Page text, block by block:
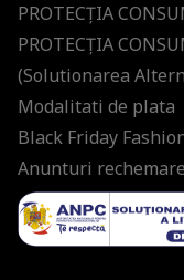
PROTECŢIA
PROTECŢIA
(Solutionarea
Modalitati de plata
Black Friday
Anunturi